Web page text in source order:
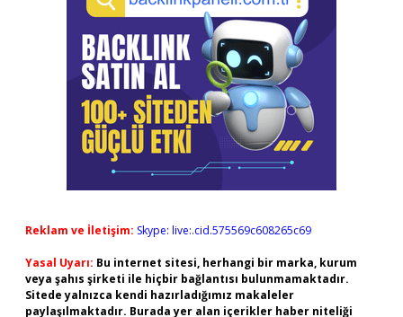
Reklam ve İletişim: Skype: live:.cid.575569c608265c69
Yasal Uyarı: Bu internet sitesi, herhangi bir marka, kurum
veya şahıs şirketi ile hiçbir bağlantısı bulunmamaktadır.
Sitede yalnızca kendi hazırladığımız makaleler
paylaşılmaktadır. Burada yer alan içerikler haber niteliği